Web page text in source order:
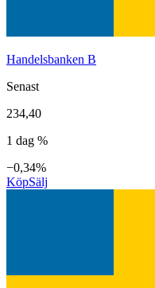
Handelsbanken B
Senast
234,40
1 dag %
−0,34%
KöpSälj